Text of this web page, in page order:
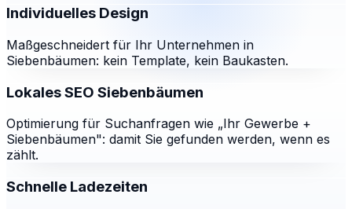
Individuelles Design
Maßgeschneidert für Ihr Unternehmen in
Siebenbäumen: kein Template, kein Baukasten.
Lokales SEO Siebenbäumen
Optimierung für Suchanfragen wie „Ihr Gewerbe +
Siebenbäumen": damit Sie gefunden werden, wenn es
zählt.
Schnelle Ladezeiten